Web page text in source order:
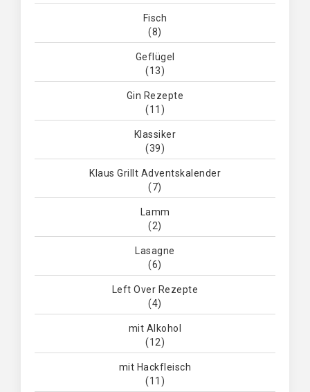
Fisch
(8)
Geflügel
(13)
Gin Rezepte
(11)
Klassiker
(39)
Klaus Grillt Adventskalender
(7)
Lamm
(2)
Lasagne
(6)
Left Over Rezepte
(4)
mit Alkohol
(12)
mit Hackfleisch
(11)